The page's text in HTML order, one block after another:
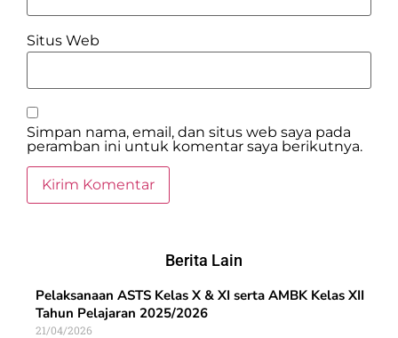
Situs Web
Simpan nama, email, dan situs web saya pada
peramban ini untuk komentar saya berikutnya.
Berita Lain
Pelaksanaan ASTS Kelas X & XI serta AMBK Kelas XII
Tahun Pelajaran 2025/2026
21/04/2026